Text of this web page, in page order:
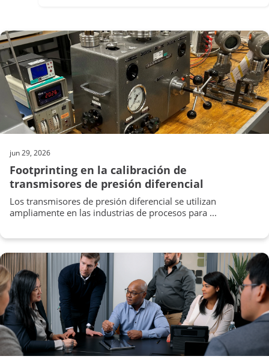
jun 29, 2026
Footprinting en la calibración de
transmisores de presión diferencial
Los transmisores de presión diferencial se utilizan
ampliamente en las industrias de procesos para ...